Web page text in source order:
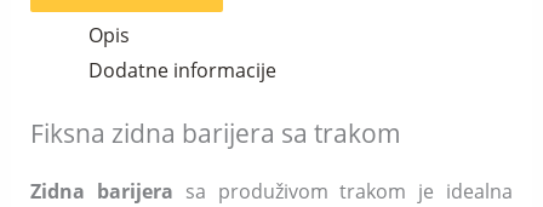
Opis
Dodatne informacije
Fiksna zidna barijera sa trakom
Zidna barijera sa produživom trakom je idealna